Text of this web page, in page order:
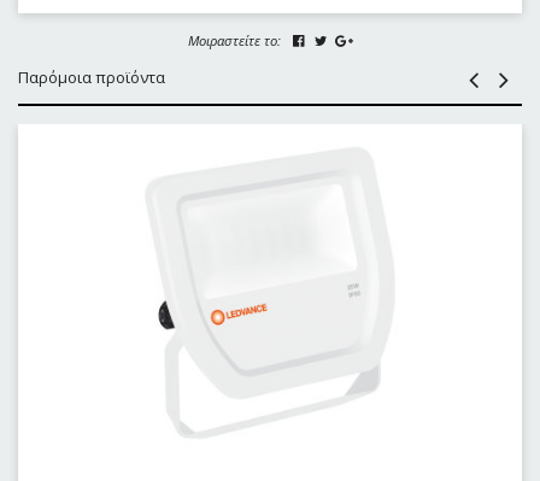
Μοιραστείτε το:
Παρόμοια προϊόντα